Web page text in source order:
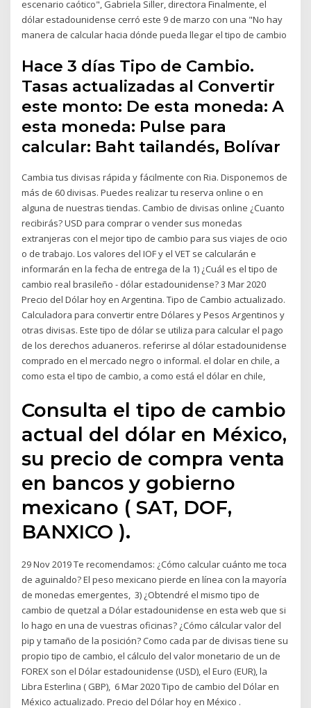
escenario caótico", Gabriela Siller, directora Finalmente, el
dólar estadounidense cerró este 9 de marzo con una "No hay
manera de calcular hacia dónde pueda llegar el tipo de cambio
Hace 3 días Tipo de Cambio.
Tasas actualizadas al Convertir
este monto: De esta moneda: A
esta moneda: Pulse para
calcular: Baht tailandés, Bolívar
Cambia tus divisas rápida y fácilmente con Ria. Disponemos de
más de 60 divisas. Puedes realizar tu reserva online o en
alguna de nuestras tiendas. Cambio de divisas online ¿Cuanto
recibirás? USD para comprar o vender sus monedas
extranjeras con el mejor tipo de cambio para sus viajes de ocio
o de trabajo. Los valores del IOF y el VET se calcularán e
informarán en la fecha de entrega de la 1) ¿Cuál es el tipo de
cambio real brasileño - dólar estadounidense? 3 Mar 2020
Precio del Dólar hoy en Argentina. Tipo de Cambio actualizado.
Calculadora para convertir entre Dólares y Pesos Argentinos y
otras divisas. Este tipo de dólar se utiliza para calcular el pago
de los derechos aduaneros. referirse al dólar estadounidense
comprado en el mercado negro o informal. el dolar en chile, a
como esta el tipo de cambio, a como está el dólar en chile,
Consulta el tipo de cambio
actual del dólar en México,
su precio de compra venta
en bancos y gobierno
mexicano ( SAT, DOF,
BANXICO ).
29 Nov 2019 Te recomendamos: ¿Cómo calcular cuánto me toca
de aguinaldo? El peso mexicano pierde en línea con la mayoría
de monedas emergentes, 3) ¿Obtendré el mismo tipo de
cambio de quetzal a Dólar estadounidense en esta web que si
lo hago en una de vuestras oficinas? ¿Cómo cálcular valor del
pip y tamaño de la posición? Como cada par de divisas tiene su
propio tipo de cambio, el cálculo del valor monetario de un de
FOREX son el Dólar estadounidense (USD), el Euro (EUR), la
Libra Esterlina ( GBP), 6 Mar 2020 Tipo de cambio del Dólar en
México actualizado. Precio del Dólar hoy en México .